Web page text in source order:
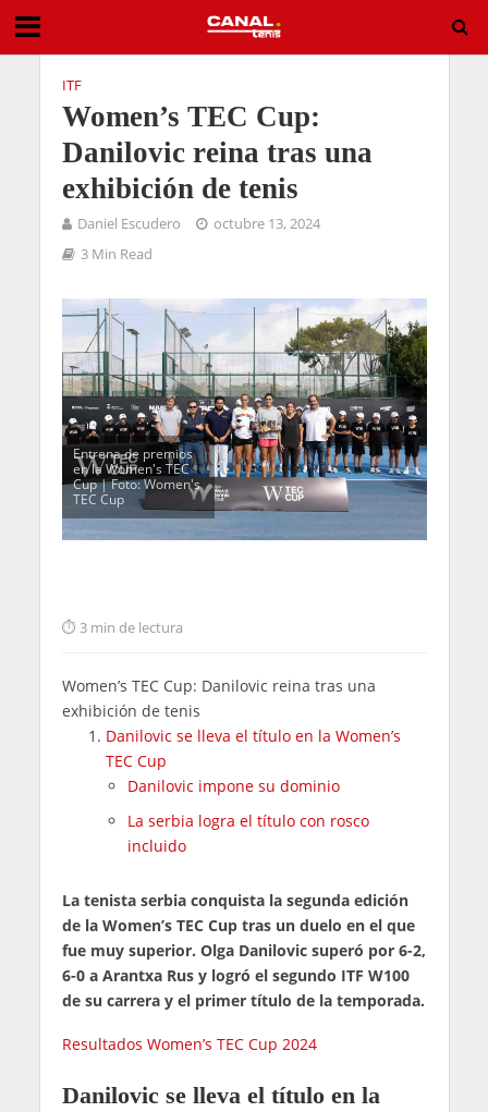
ITF
Women’s TEC Cup:
Danilovic reina tras una
exhibición de tenis
Daniel Escudero
octubre 13, 2024
3 Min Read
Entrena de premios
en la Women's TEC
Cup | Foto: Women's
TEC Cup
3 min de lectura
Women’s TEC Cup: Danilovic reina tras una
exhibición de tenis
Danilovic se lleva el título en la Women’s
TEC Cup
Danilovic impone su dominio
La serbia logra el título con rosco
incluido
La tenista serbia conquista la segunda edición
de la Women’s TEC Cup tras un duelo en el que
fue muy superior. Olga Danilovic superó por 6-2,
6-0 a Arantxa Rus y logró el segundo ITF W100
de su carrera y el primer título de la temporada.
Resultados Women’s TEC Cup 2024
Danilovic se lleva el título en la